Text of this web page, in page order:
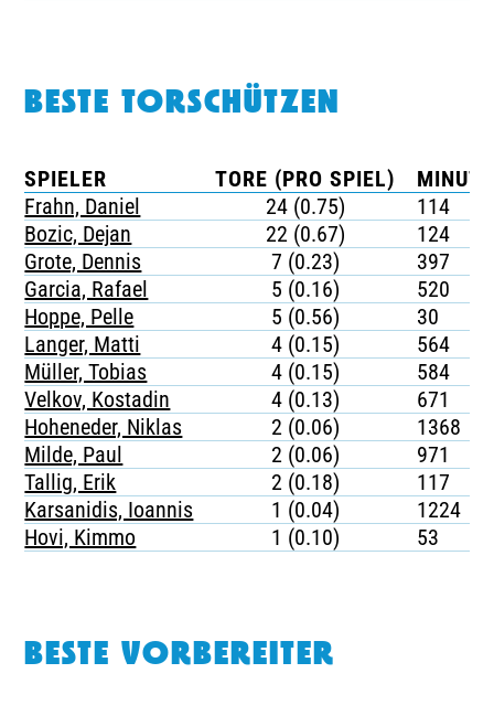
BESTE TORSCHÜTZEN
SPIELER TORE (PRO SPIEL)
Frahn, Daniel
24 (0.75)
114
Bozic, Dejan
22 (0.67)
124
Grote, Dennis
7 (0.23)
397
Garcia, Rafael
5 (0.16)
520
Hoppe, Pelle
5 (0.56)
30
Langer, Matti
4 (0.15)
564
Müller, Tobias
4 (0.15)
584
Velkov, Kostadin
4 (0.13)
671
Hoheneder, Niklas
2 (0.06)
1368
Milde, Paul
2 (0.06)
971
Tallig, Erik
2 (0.18)
117
Karsanidis, Ioannis
1 (0.04)
1224
Hovi, Kimmo
1 (0.10) 53
BESTE VORBEREITER